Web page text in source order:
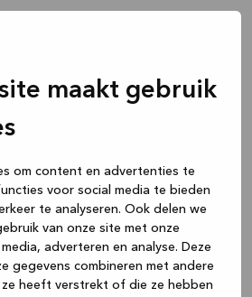
maakt gebruik
om content en advertenties te
voor social media te bieden
te analyseren. Ook delen we
van onze site met onze
adverteren en analyse. Deze
gegevens combineren met andere
heeft verstrekt of die ze hebben